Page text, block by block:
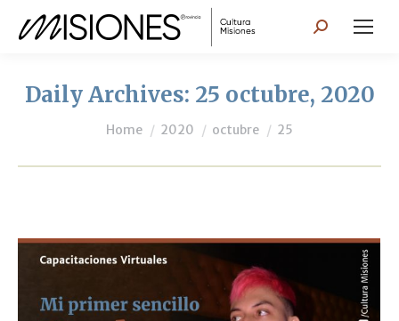
Search:
Daily Archives: 25 octubre, 2020
You are here:
Home 2020 octubre 25